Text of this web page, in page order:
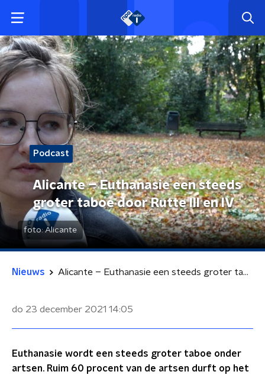
Podcast
Alicante – Euthanasie een steeds
groter taboe door Rutte III en IV
foto:Alicante
Nieuws Alicante – Euthanasie een steeds groter taboe door Rutte III en IV
do 23 december 2021 14:05
Euthanasie wordt een steeds groter taboe onder
artsen. Ruim 60 procent van de artsen durft op het